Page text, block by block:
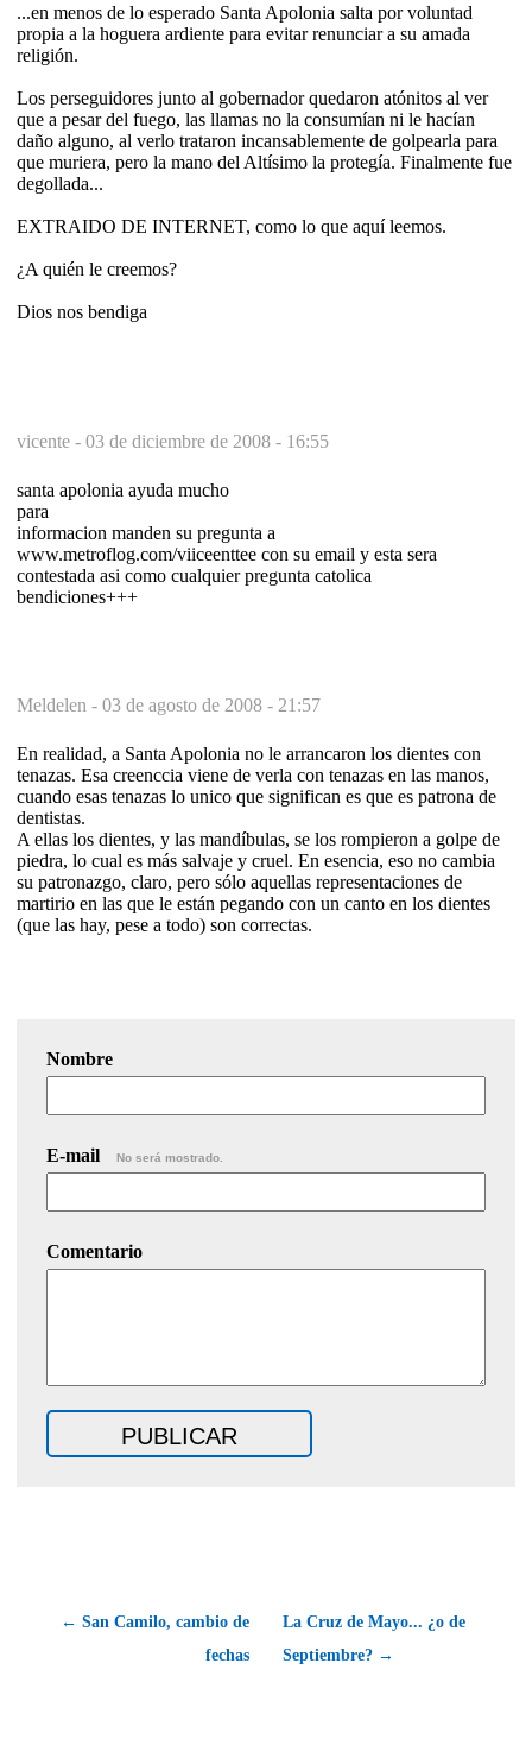
...en menos de lo esperado Santa Apolonia salta por voluntad
propia a la hoguera ardiente para evitar renunciar a su amada
religión.
Los perseguidores junto al gobernador quedaron atónitos al ver
que a pesar del fuego, las llamas no la consumían ni le hacían
daño alguno, al verlo trataron incansablemente de golpearla para
que muriera, pero la mano del Altísimo la protegía. Finalmente fue
degollada...
EXTRAIDO DE INTERNET, como lo que aquí leemos.
¿A quién le creemos?
Dios nos bendiga
vicente - 03 de diciembre de 2008 - 16:55
santa apolonia ayuda mucho
para
informacion manden su pregunta a
www.metroflog.com/viiceenttee con su email y esta sera
contestada asi como cualquier pregunta catolica
bendiciones+++
Meldelen - 03 de agosto de 2008 - 21:57
En realidad, a Santa Apolonia no le arrancaron los dientes con
tenazas. Esa creenccia viene de verla con tenazas en las manos,
cuando esas tenazas lo unico que significan es que es patrona de
dentistas.
A ellas los dientes, y las mandíbulas, se los rompieron a golpe de
piedra, lo cual es más salvaje y cruel. En esencia, eso no cambia
su patronazgo, claro, pero sólo aquellas representaciones de
martirio en las que le están pegando con un canto en los dientes
(que las hay, pese a todo) son correctas.
Nombre
E-mail No será mostrado.
Comentario
← San Camilo, cambio de
fechas
La Cruz de Mayo... ¿o de
Septiembre? →